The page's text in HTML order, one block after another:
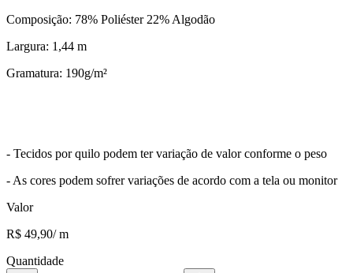
Composição: 78% Poliéster 22% Algodão
Largura: 1,44 m
Gramatura: 190g/m²
- Tecidos por quilo podem ter variação de valor conforme o peso
- As cores podem sofrer variações de acordo com a tela ou monitor
Valor
R$ 49,90/m
Quantidade